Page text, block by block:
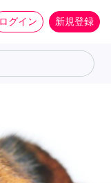
ログイン 新規登録